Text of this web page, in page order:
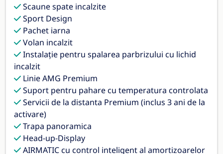
Scaune spate incalzite
Sport Design
Pachet iarna
Volan incalzit
Instalaţie pentru spalarea parbrizului cu lichid
incalzit
Linie AMG Premium
Suport pentru pahare cu temperatura controlata
Servicii de la distanta Premium (inclus 3 ani de la
activare)
Trapa panoramica
Head-up-Display
AIRMATIC cu control inteligent al amortizoarelor